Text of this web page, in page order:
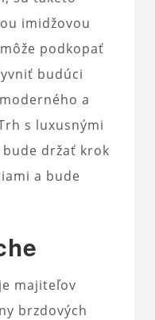
imidžovou
podkopať
budúci
a
s luxusnými
držať krok
a bude
majiteľov
brzdových